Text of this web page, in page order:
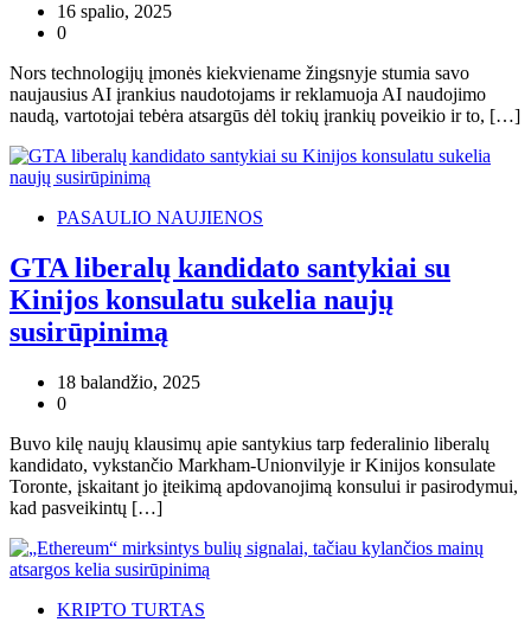
16 spalio, 2025
0
Nors technologijų įmonės kiekviename žingsnyje stumia savo
naujausius AI įrankius naudotojams ir reklamuoja AI naudojimo
naudą, vartotojai tebėra atsargūs dėl tokių įrankių poveikio ir to, […]
PASAULIO NAUJIENOS
GTA liberalų kandidato santykiai su
Kinijos konsulatu sukelia naujų
susirūpinimą
18 balandžio, 2025
0
Buvo kilę naujų klausimų apie santykius tarp federalinio liberalų
kandidato, vykstančio Markham-Unionvilyje ir Kinijos konsulate
Toronte, įskaitant jo įteikimą apdovanojimą konsului ir pasirodymui,
kad pasveikintų […]
KRIPTO TURTAS